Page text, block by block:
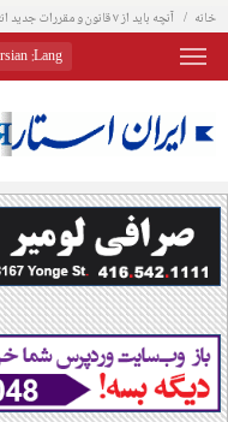
خانه آنچه باید از ۷ قانون و مقررات جدید انتاریو که از روز اول سال نو ۲۰۲۴ اجرایی می‌شوند، بدانید اینجاست
Lang
: Persian